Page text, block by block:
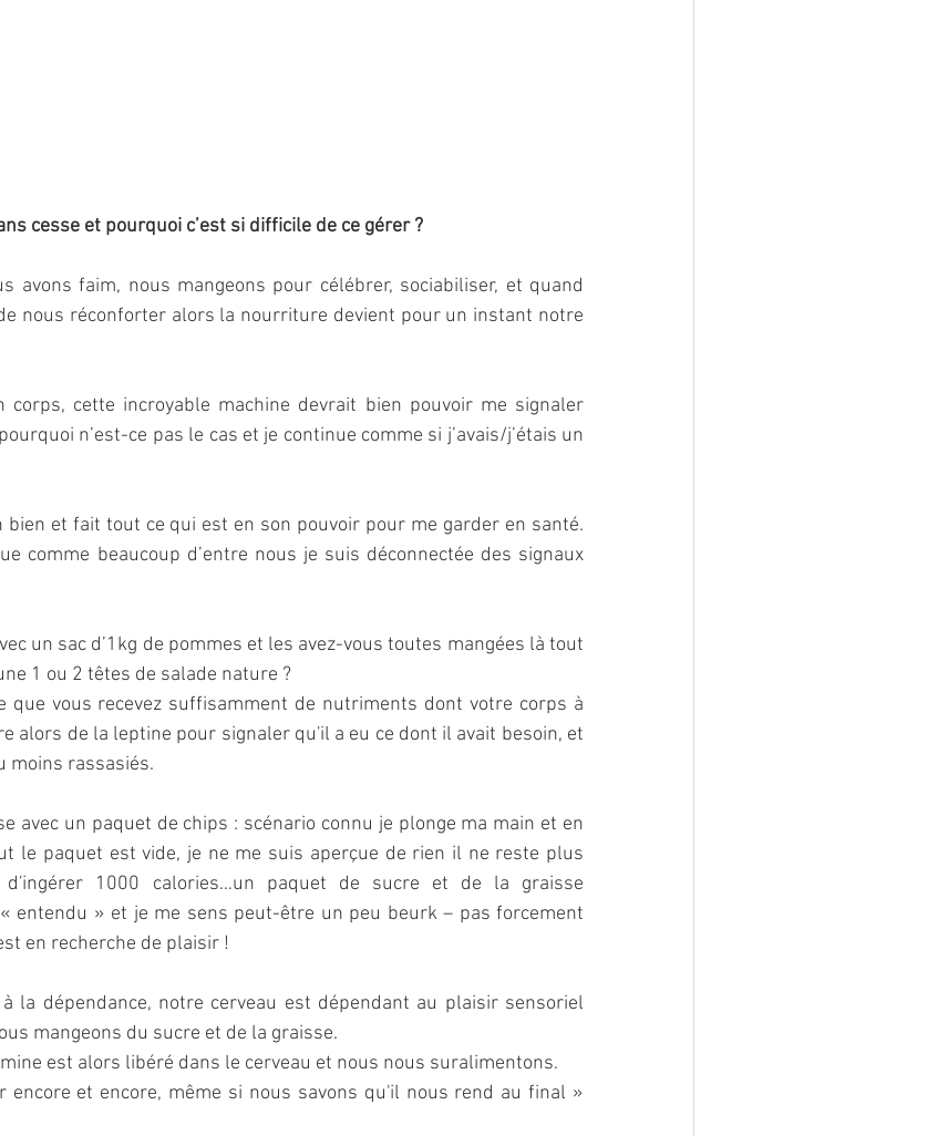
cesse et pourquoi c’est si difficile de ce gérer ?
avons faim, nous mangeons pour célébrer, sociabiliser, et quand
nous réconforter alors la nourriture devient pour un instant notre
corps, cette incroyable machine devrait bien pouvoir me signaler
n’est-ce pas le cas et je continue comme si j’avais/j’étais un
bien et fait tout ce qui est en son pouvoir pour me garder en santé.
comme beaucoup d’entre nous je suis déconnectée des signaux
un sac d’1kg de pommes et les avez-vous toutes mangées là tout
1 ou 2 têtes de salade nature ?
que vous recevez suffisamment de nutriments dont votre corps à
alors de la leptine pour signaler qu'il a eu ce dont il avait besoin, et
moins rassasiés.
avec un paquet de chips : scénario connu je plonge ma main et en
le paquet est vide, je ne me suis aperçue de rien il ne reste plus
1000 calories…un paquet de sucre et de la graisse
entendu » et je me sens peut-être un peu beurk – pas forcement
en recherche de plaisir !
la dépendance, notre cerveau est dépendant au plaisir sensoriel
mangeons du sucre et de la graisse.
est alors libéré dans le cerveau et nous nous suralimentons.
encore et encore, même si nous savons qu'il nous rend au final »